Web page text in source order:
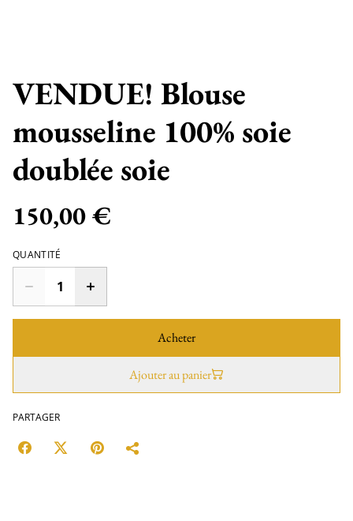
VENDUE! Blouse
mousseline 100% soie
doublée soie
150,00 €
QUANTITÉ
Acheter
Ajouter au panier
PARTAGER